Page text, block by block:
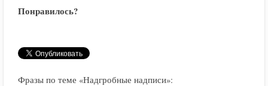
Понравилось?
Фразы по теме «Надгробные надписи»: